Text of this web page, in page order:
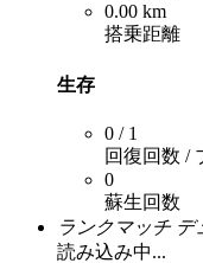
0.00 km
搭乗距離
生存
0 / 1
回復回数 /
0
蘇生回数
ランクマッチ デ
読み込み中...